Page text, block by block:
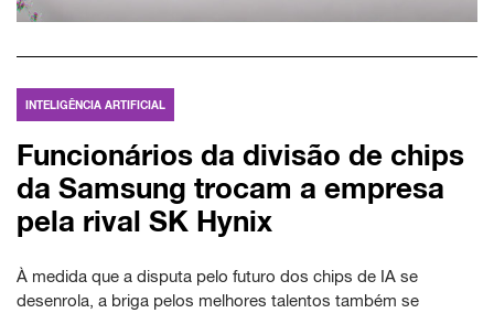
INTELIGÊNCIA ARTIFICIAL
Funcionários da divisão de chips
da Samsung trocam a empresa
pela rival SK Hynix
À medida que a disputa pelo futuro dos chips de IA se
desenrola, a briga pelos melhores talentos também se